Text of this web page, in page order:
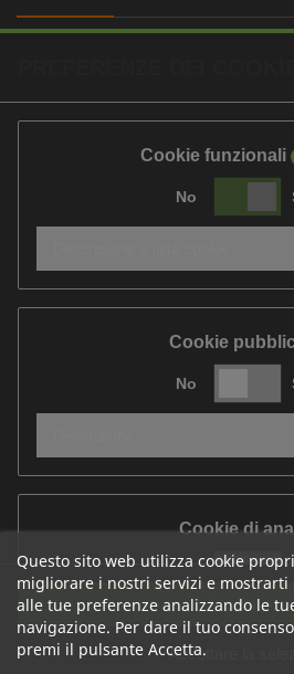
Questo sito web utilizza cookie
migliorare i nostri servizi e
alle tue preferenze analizzando le
navigazione. Per dare il tuo
premi il pulsante Accetta.
Cookie funzionali
No
Cookie
No
Cookie di
No
Descrizione
Accettare la
Accetta tutti